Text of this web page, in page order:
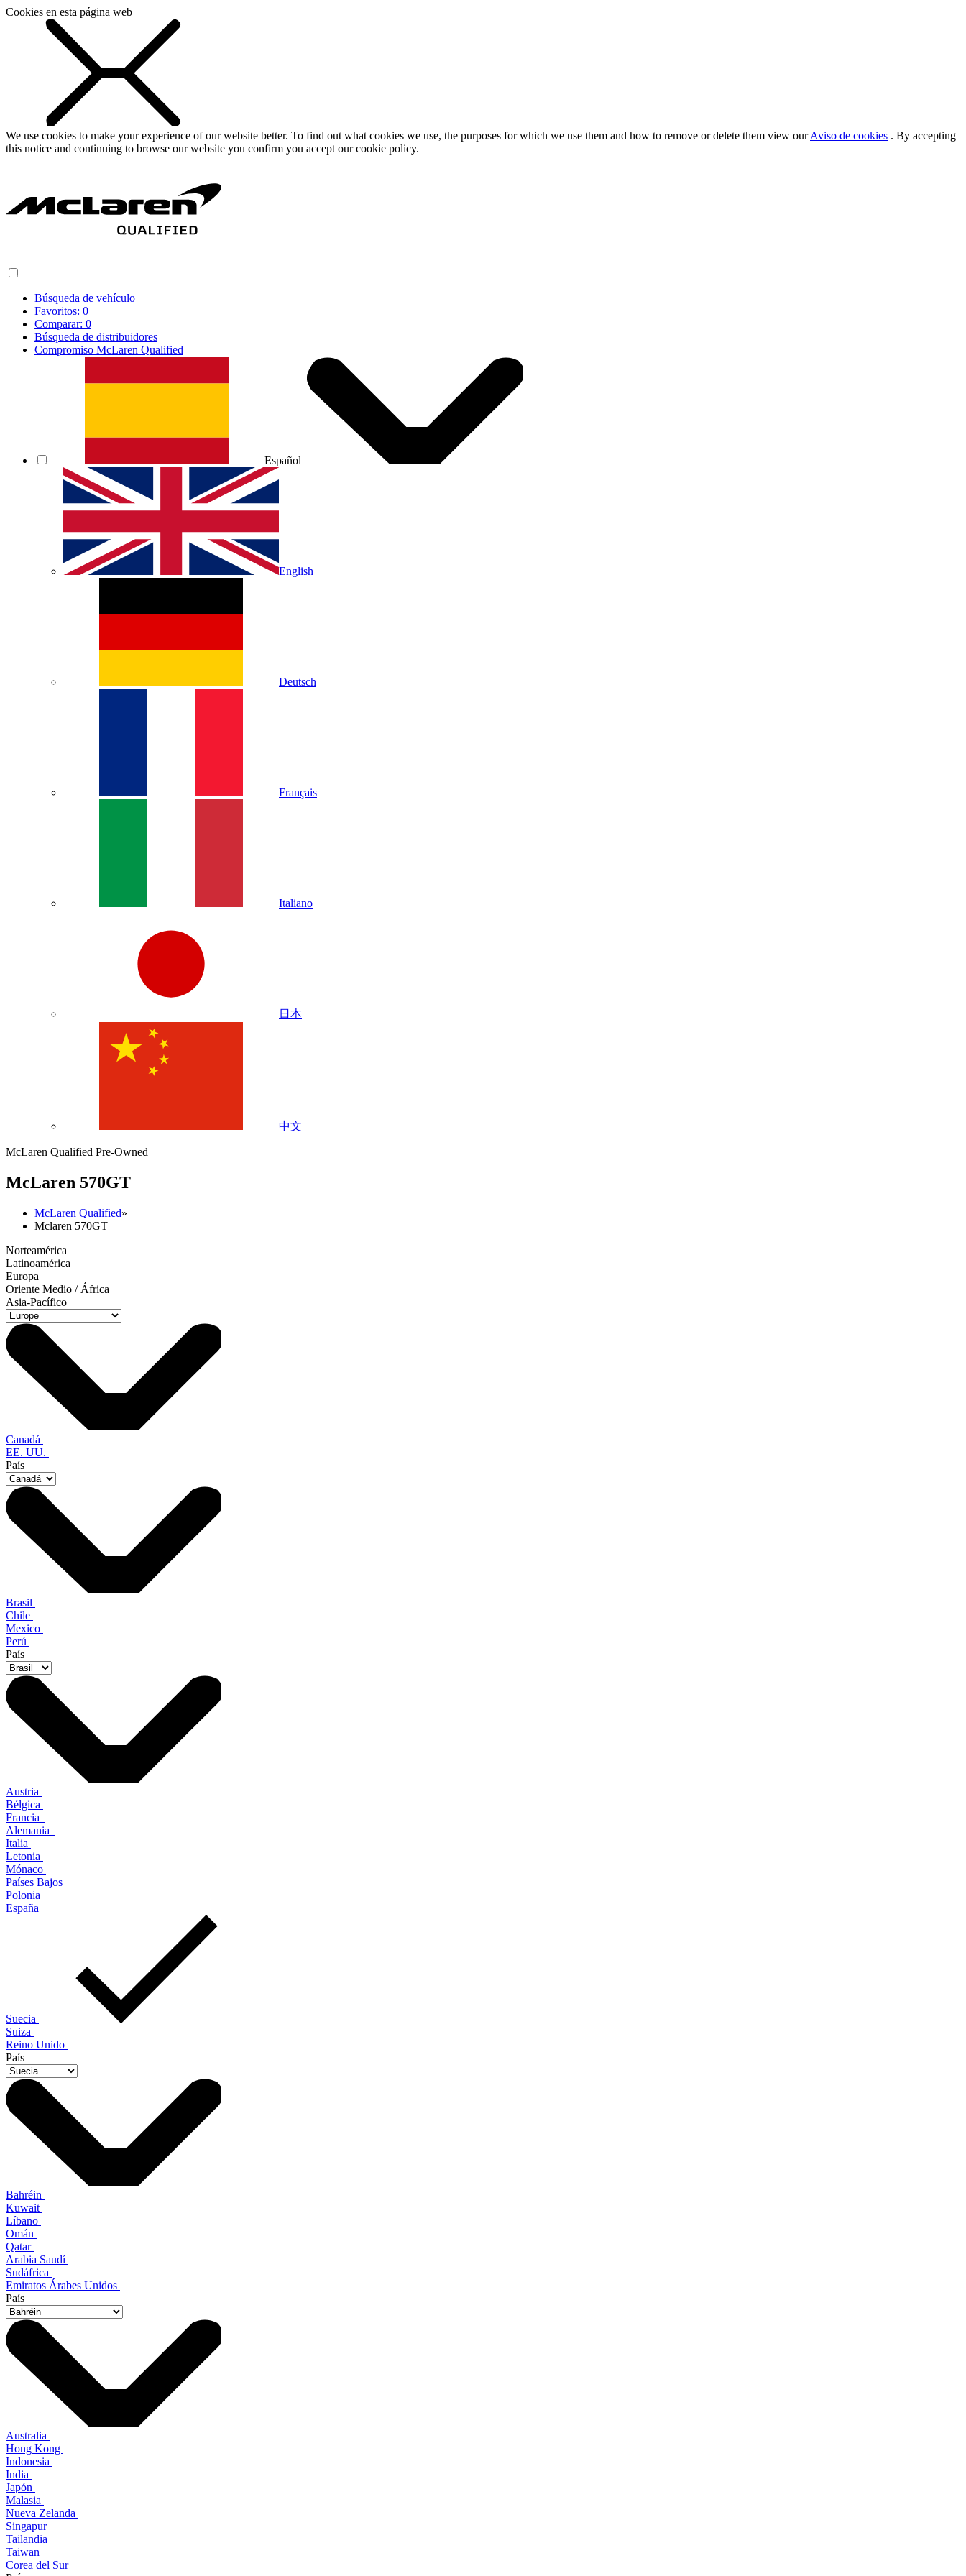
Cookies en esta página web
We use cookies to make your experience of our website better. To find out what cookies we use, the purposes for which we use them and how to remove or delete them view ourAviso de cookies . By accepting
this notice and continuing to browse our website you confirm you accept our cookie policy.
Búsqueda de vehículo
Favoritos: 0
Comparar: 0
Búsqueda de distribuidores
Compromiso McLaren Qualified
Español
English
Deutsch
Français
Italiano
日本
中文
McLaren Qualified Pre-Owned
McLaren 570GT
McLaren Qualified»
Mclaren 570GT
Norteamérica
Latinoamérica
Europa
Oriente Medio / África
Asia-Pacífico
Canadá
EE. UU.
País
Brasil
Chile
Mexico
Perú
País
Austria
Bélgica
Francia
Alemania
Italia
Letonia
Mónaco
Países Bajos
Polonia
España
Suecia
Suiza
Reino Unido
País
Bahréin
Kuwait
Líbano
Omán
Qatar
Arabia Saudí
Sudáfrica
Emiratos Árabes Unidos
País
Australia
Hong Kong
Indonesia
India
Japón
Malasia
Nueva Zelanda
Singapur
Tailandia
Taiwan
Corea del Sur